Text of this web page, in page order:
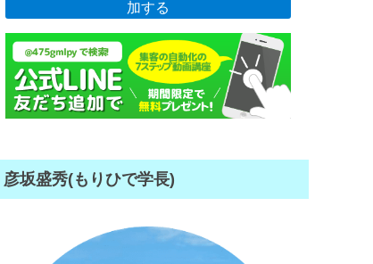
加する
彦坂盛秀(もりひで学長)